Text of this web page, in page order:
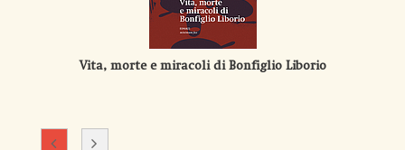
Vita, morte e miracoli di Bonfiglio Liborio